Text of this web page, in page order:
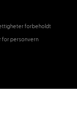
forbeholdt
for personvern